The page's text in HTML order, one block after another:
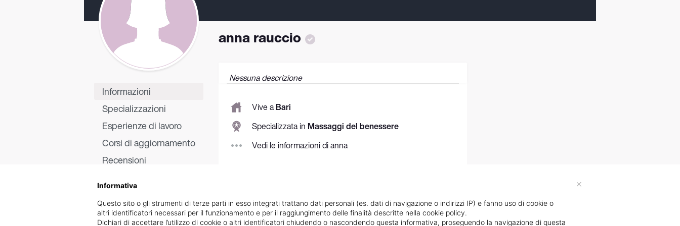
Informazioni
Specializzazioni
Esperienze di lavoro
Corsi di aggiornamento
Recensioni
anna rauccio
Nessuna descrizione
Vive aBari
Specializzata in Massaggi del benessere
Vedi le informazioni di anna
Informativa
Questo sito o gli strumenti di terze parti in esso integrati trattano dati personali (es. dati di navigazione o indirizzi IP) e fanno uso di cookie o
altri identificatori necessari per il funzionamento e per il raggiungimento delle finalità descritte nella cookie policy.
Dichiari di accettare l’utilizzo di cookie o altri identificatori chiudendo o nascondendo questa informativa, proseguendo la navigazione di questa
×